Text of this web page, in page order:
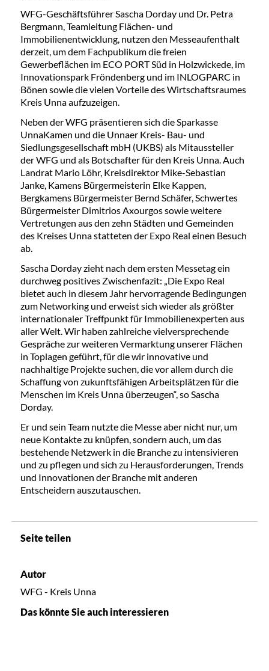
WFG-Geschäftsführer Sascha Dorday und Dr. Petra
Bergmann, Teamleitung Flächen- und
Immobilienentwicklung, nutzen den Messeaufenthalt
derzeit, um dem Fachpublikum die freien
Gewerbeflächen im ECO PORT Süd in Holzwickede, im
Innovationspark Fröndenberg und im INLOGPARC in
Bönen sowie die vielen Vorteile des Wirtschaftsraumes
Kreis Unna aufzuzeigen.
Neben der WFG präsentieren sich die Sparkasse
UnnaKamen und die Unnaer Kreis- Bau- und
Siedlungsgesellschaft mbH (UKBS) als Mitaussteller
der WFG und als Botschafter für den Kreis Unna. Auch
Landrat Mario Löhr, Kreisdirektor Mike-Sebastian
Janke, Kamens Bürgermeisterin Elke Kappen,
Bergkamens Bürgermeister Bernd Schäfer, Schwertes
Bürgermeister Dimitrios Axourgos sowie weitere
Vertretungen aus den zehn Städten und Gemeinden
des Kreises Unna statteten der Expo Real einen Besuch
ab.
Sascha Dorday zieht nach dem ersten Messetag ein
durchweg positives Zwischenfazit: „Die Expo Real
bietet auch in diesem Jahr hervorragende Bedingungen
zum Networking und erweist sich wieder als größter
internationaler Treffpunkt für Immobilienexperten aus
aller Welt. Wir haben zahlreiche vielversprechende
Gespräche zur weiteren Vermarktung unserer Flächen
in Toplagen geführt, für die wir innovative und
nachhaltige Projekte suchen, die vor allem durch die
Schaffung von zukunftsfähigen Arbeitsplätzen für die
Menschen im Kreis Unna überzeugen“, so Sascha
Dorday.
Er und sein Team nutzte die Messe aber nicht nur, um
neue Kontakte zu knüpfen, sondern auch, um das
bestehende Netzwerk in die Branche zu intensivieren
und zu pflegen und sich zu Herausforderungen, Trends
und Innovationen der Branche mit anderen
Entscheidern auszutauschen.
Seite teilen
Autor
WFG - Kreis Unna
Das könnte Sie auch interessieren